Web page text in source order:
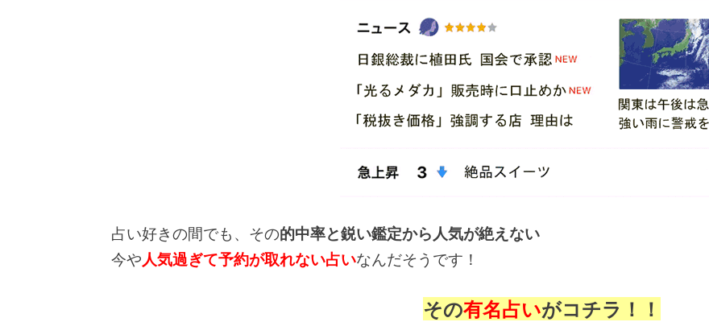
占い好きの間でも、その的中率と鋭い鑑定から人気が絶えない
今や人気過ぎて予約が取れない占いなんだそうです！
その有名占いがコチラ！！